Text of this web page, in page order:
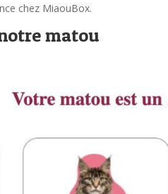
chez MiaouBox.
matou